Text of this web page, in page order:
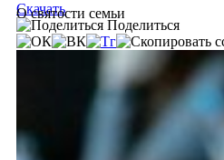
О святости семьи
Скачать
Поделиться